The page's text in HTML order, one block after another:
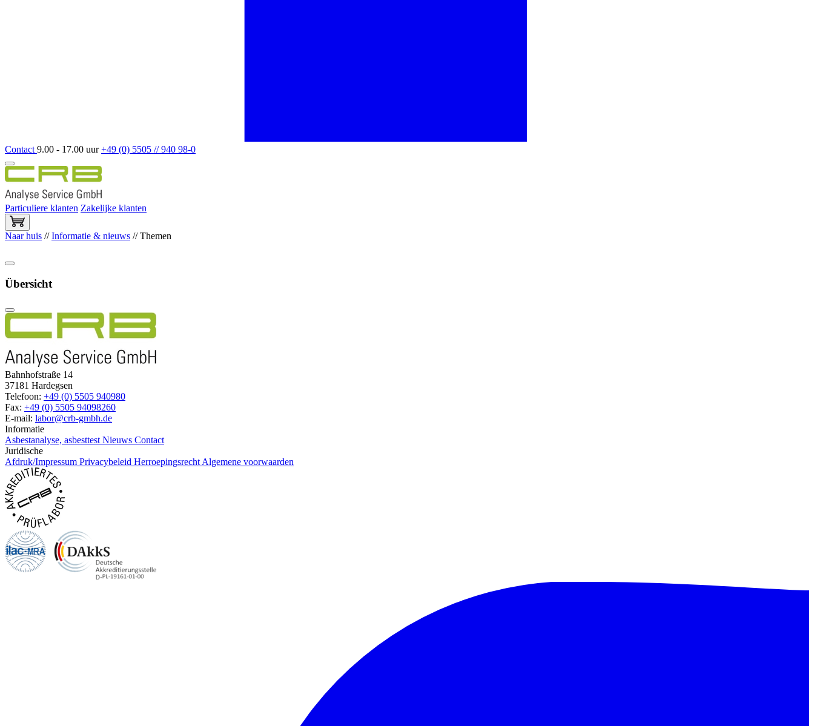
Contact 9.00 - 17.00 uur+49 (0) 5505 // 940 98-0
Particuliere klanten Zakelijke klanten
Naar huis //Informatie & nieuws //Themen
Übersicht
Bahnhofstraße 14
37181 Hardegsen
Telefoon: +49 (0) 5505 940980
Fax: +49 (0) 5505 94098260
E-mail: labor@crb-gmbh.de
Informatie
Asbestanalyse, asbesttest Nieuws Contact
Juridische
Afdruk/Impressum Privacybeleid Herroepingsrecht Algemene voorwaarden